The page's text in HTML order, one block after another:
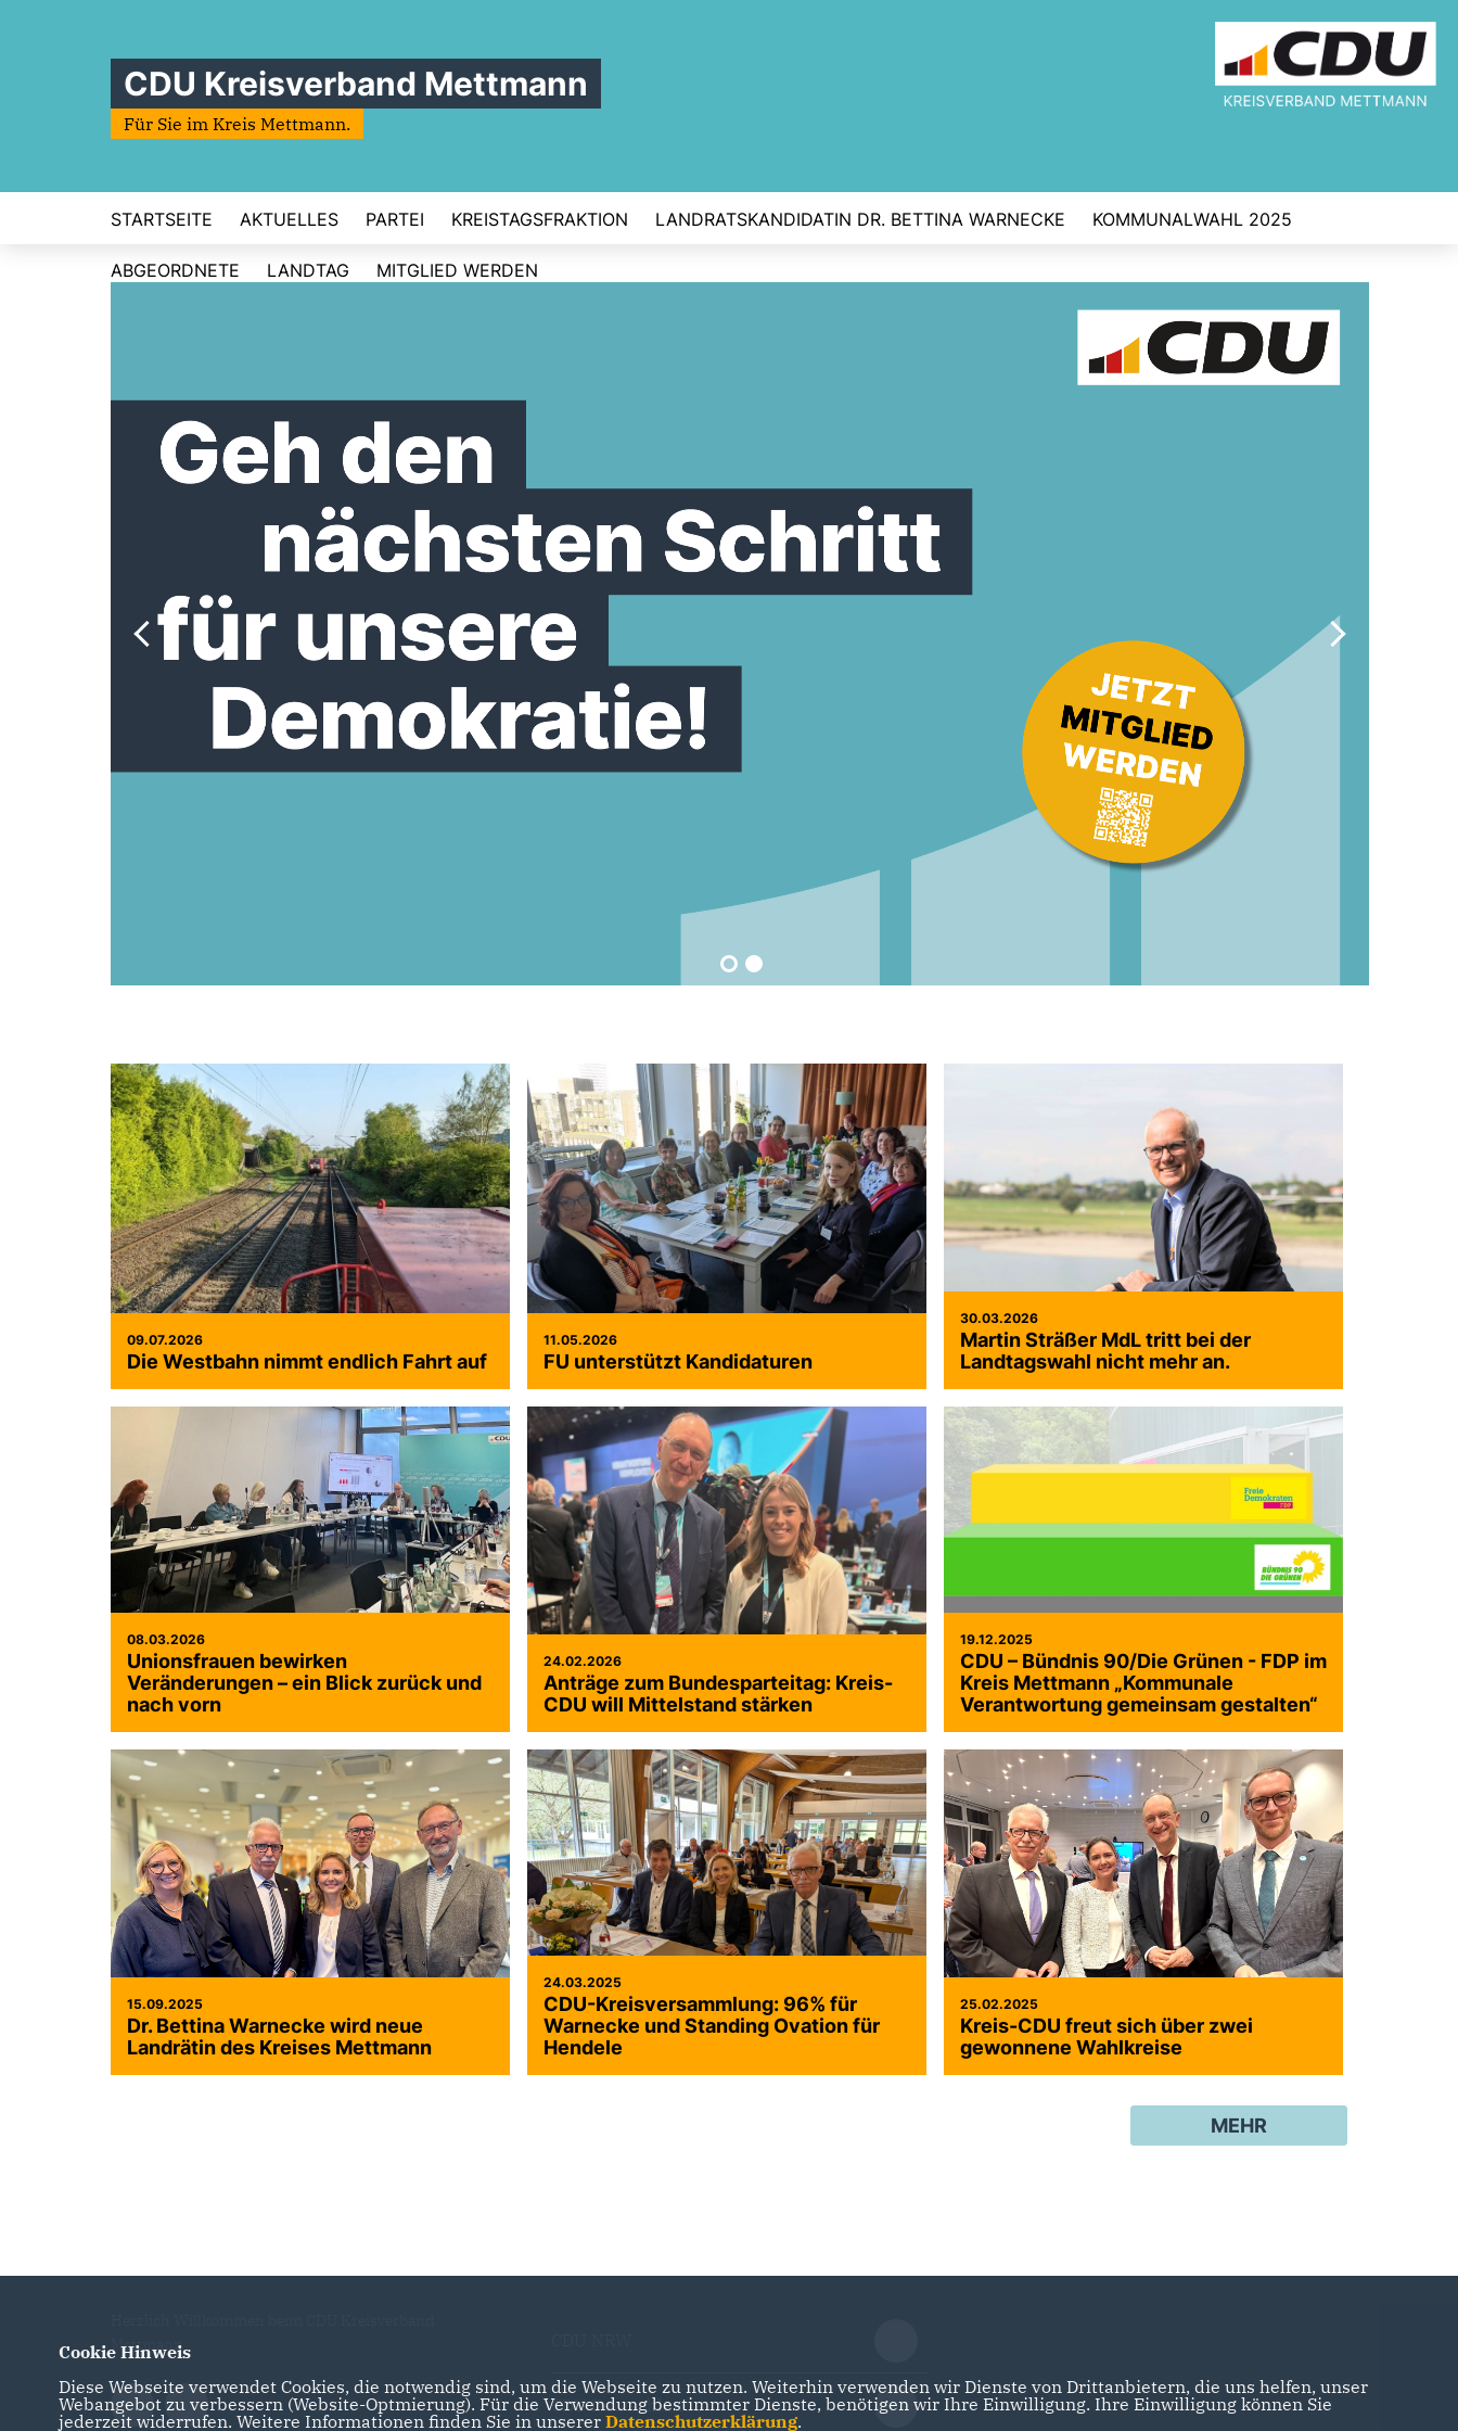
CDU Kreisverband Mettmann
Für Sie im Kreis Mettmann.
STARTSEITE AKTUELLES PARTEI KREISTAGSFRAKTION LANDRATSKANDIDATIN DR. BETTINA WARNECKE KOMMUNALWAHL 2025
ABGEORDNETE LANDTAG MITGLIED WERDEN
09.07.2026
Die Westbahn nimmt endlich Fahrt auf
11.05.2026
FU unterstützt Kandidaturen
30.03.2026
Martin Sträßer MdL tritt bei der
Landtagswahl nicht mehr an.
08.03.2026
Unionsfrauen bewirken
Veränderungen – ein Blick zurück und
nach vorn
24.02.2026
Anträge zum Bundesparteitag: Kreis-
CDU will Mittelstand stärken
19.12.2025
CDU – Bündnis 90/Die Grünen - FDP im
Kreis Mettmann „Kommunale
Verantwortung gemeinsam gestalten“
15.09.2025
Dr. Bettina Warnecke wird neue
Landrätin des Kreises Mettmann
24.03.2025
CDU-Kreisversammlung: 96% für
Warnecke und Standing Ovation für
Hendele
25.02.2025
Kreis-CDU freut sich über zwei
gewonnene Wahlkreise
MEHR
Mettmann
CDU Deutschlands
Cookie Hinweis
Diese Webseite verwendet Cookies, die notwendig sind, um die Webseite zu nutzen. Weiterhin verwenden wir Dienste von Drittanbietern, die uns helfen, unser
Webangebot zu verbessern (Website-Optmierung). Für die Verwendung bestimmter Dienste, benötigen wir Ihre Einwilligung. Ihre Einwilligung können Sie
jederzeit widerrufen. Weitere Informationen finden Sie in unserer Datenschutzerklärung.